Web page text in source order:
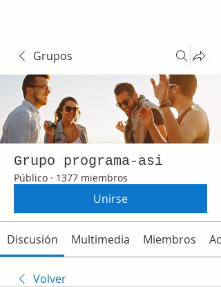
Grupos
Grupo programa-asi
Público · 1377 miembros
Unirse
Discusión Multimedia Miembros
Volver